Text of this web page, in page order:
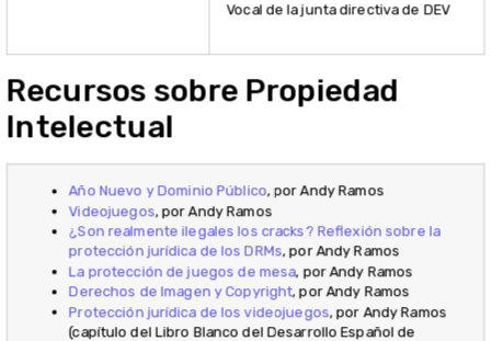
Vocal de la junta directiva de DEV
Recursos sobre Propiedad
Intelectual
Año Nuevo y Dominio Público, por Andy Ramos
Videojuegos, por Andy Ramos
¿Son realmente ilegales los cracks? Reflexión sobre la
protección jurídica de los DRMs, por Andy Ramos
La protección de juegos de mesa, por Andy Ramos
Derechos de Imagen y Copyright, por Andy Ramos
Protección jurídica de los videojuegos, por Andy Ramos
(capítulo del Libro Blanco del Desarrollo Español de